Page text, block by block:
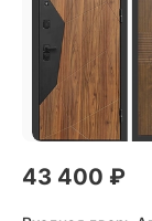
43 400 ₽